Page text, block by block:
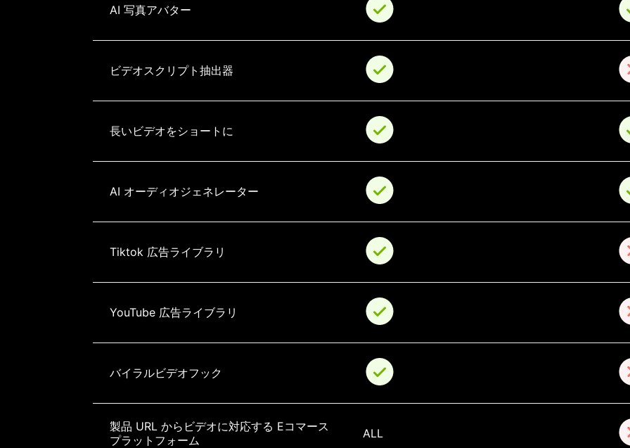
AI 写真アバター
ビデオスクリプト抽出器
長いビデオをショートに
AI オーディオジェネレーター
Tiktok 広告ライブラリ
YouTube 広告ライブラリ
バイラルビデオフック
製品 URL からビデオに対応する Eコマース
プラットフォーム
ALL